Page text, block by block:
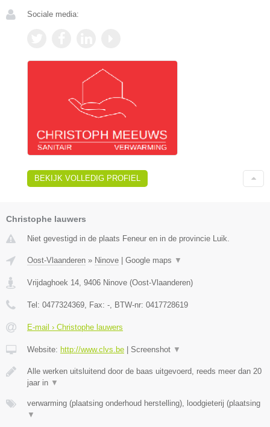
Sociale media:
BEKIJK VOLLEDIG PROFIEL
Christophe lauwers
Niet gevestigd in de plaats Feneur en in de provincie Luik.
Oost-Vlaanderen » Ninove Google maps ▼
Vrijdaghoek 14, 9406 Ninove (Oost-Vlaanderen)
Tel: 0477324369, Fax: -, BTW-nr: 0417728619
E-mail › Christophe lauwers
Website: http://www.clvs.be Screenshot ▼
Alle werken uitsluitend door de baas uitgevoerd, reeds meer dan 20
jaar in ▼
verwarming (plaatsing onderhoud herstelling), loodgieterij (plaatsing
▼